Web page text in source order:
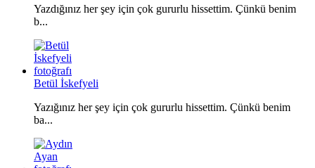
Yazdığınız her şey için çok gururlu hissettim. Çünkü benim
b...
Betül İskefyeli
Yazığınız her şey için çok gururlu hissettim. Çünkü benim
ba...